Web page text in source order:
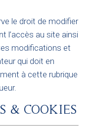
le droit de modifier
l’accès au site ainsi
modifications et
qui doit en
à cette rubrique
& COOKIES